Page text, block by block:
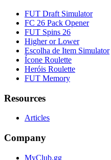
FUT Draft Simulator
FC 26 Pack Opener
FUT Spins 26
Higher or Lower
Escolha de Item Simulator
Ícone Roulette
Heróis Roulette
FUT Memory
Resources
Articles
Company
MyClub.gg